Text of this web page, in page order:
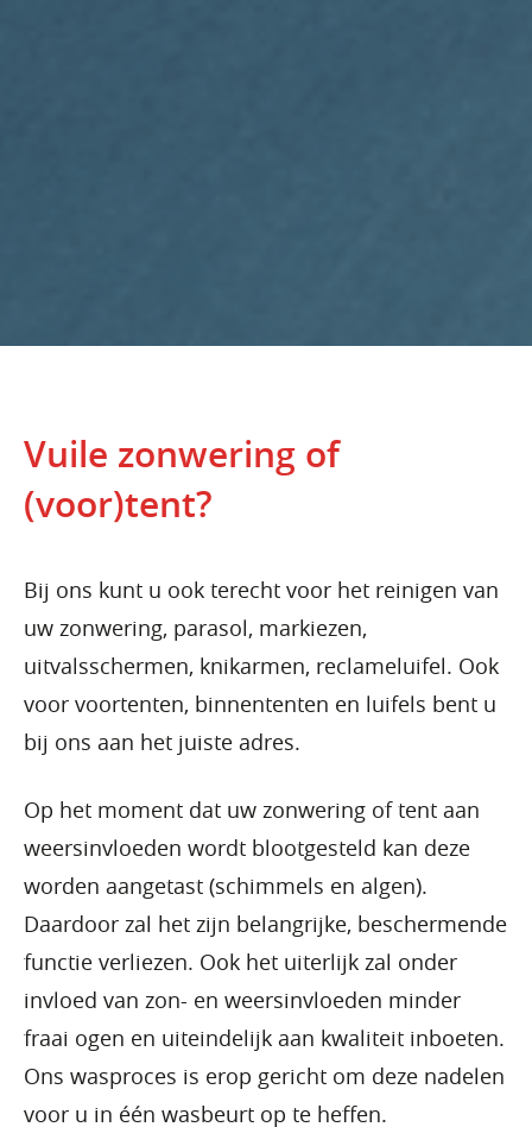
Vuile zonwering of
(voor)tent?
Bij ons kunt u ook terecht voor het reinigen van
uw zonwering, parasol, markiezen,
uitvalsschermen, knikarmen, reclameluifel. Ook
voor voortenten, binnententen en luifels bent u
bij ons aan het juiste adres.
Op het moment dat uw zonwering of tent aan
weersinvloeden wordt blootgesteld kan deze
worden aangetast (schimmels en algen).
Daardoor zal het zijn belangrijke, beschermende
functie verliezen. Ook het uiterlijk zal onder
invloed van zon- en weersinvloeden minder
fraai ogen en uiteindelijk aan kwaliteit inboeten.
Ons wasproces is erop gericht om deze nadelen
voor u in één wasbeurt op te heffen.